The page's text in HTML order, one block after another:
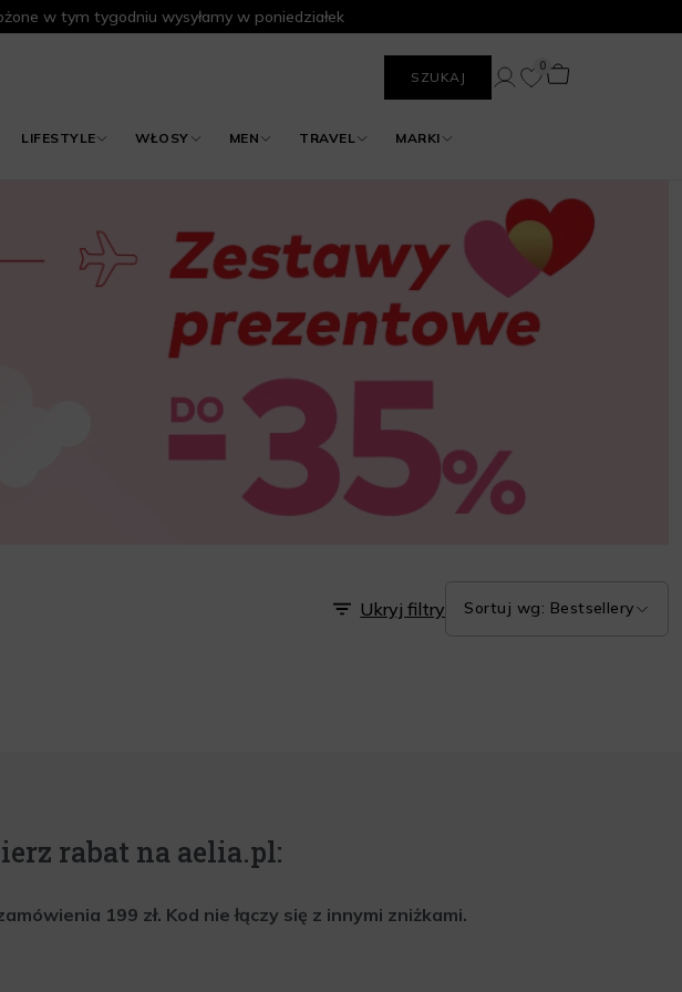
w tym tygodniu wysyłamy w poniedziałek
SZUKAJ
LIFESTYLE WŁOSY MEN TRAVEL MARKI
0
Ukryj filtry Sortuj wg: Bestsellery
rabat na aelia.pl:
199 zł. Kod nie łączy się z innymi zniżkami.